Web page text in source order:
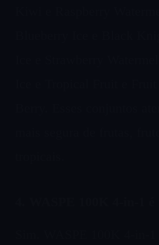
Kiwi e Raspberry
Blueberry Ice e Black
Ice e Strawberry
Ice e Tropical Fruit e
Berry. Esses conjuntos
mais segura de frutas,
4. WASPE 100K 4-in-1
Sim. WASPE 100K 4-in-